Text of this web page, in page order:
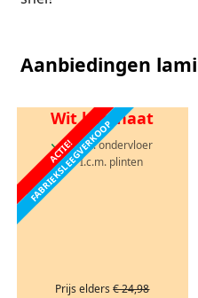
Aanbiedingen
ACTIE!
FABRIEKSLEEGVERKOOP
Wit laminaat
I.c.m. ondervloer
I.c.m. plinten
Prijs elders€ 24,98